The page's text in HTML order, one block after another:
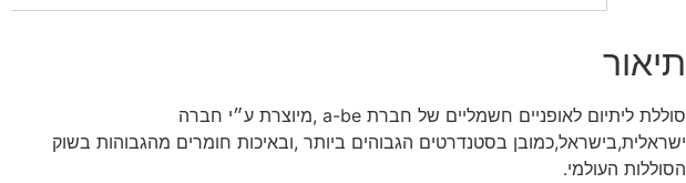
תיאור
סוללת ליתיום לאופניים חשמליים של חברת a-be ,מיוצרת ע״י חברה
ישראלית,בישראל,כמובן בסטנדרטים הגבוהים ביותר ,ובאיכות חומרים מהגבוהות בשוק
הסוללות העולמי.